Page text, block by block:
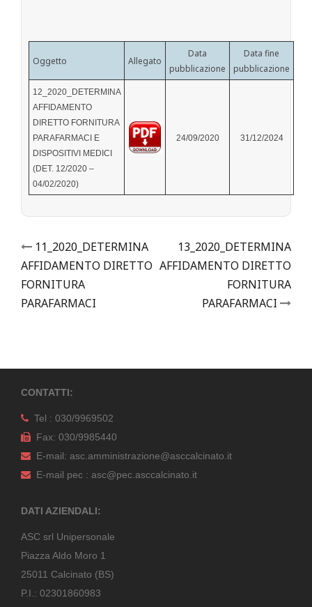
Oggetto Allegato
Data
pubblicazione
Data fine
pubblicazione
12_2020_DETERMINA
AFFIDAMENTO
DIRETTO FORNITURA
PARAFARMACI E
DISPOSITIVI MEDICI
(DET. 12/2020 –
04/02/2020)
24/09/2020 31/12/2024
Post
navigation
11_2020_DETERMINA
AFFIDAMENTO DIRETTO
FORNITURA
PARAFARMACI
13_2020_DETERMINA
AFFIDAMENTO DIRETTO
FORNITURA
PARAFARMACI
CONTATTI:
Tel : 030/9969502
Fax: 030/9985440
E-mail: asc.amministrazione@asccalcinato.it
E-mail pec : asc@pec.asccalcinato.it
DATI AZIENDALI:
ASC srl Unipersonale
Piazza Aldo Moro 1
25011 Calcinato (BS)
P.I.: 02301860983